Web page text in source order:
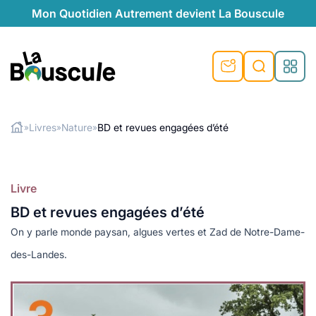
Mon Quotidien Autrement devient La Bouscule
préventive
au naturel
végétariennes
locales
plus de recyclage
responsables
naturel
de recyclage
»Livres»Nature»BD et revues engagées d’été
Livre
BD et revues engagées d’été
On y parle monde paysan, algues vertes et Zad de Notre-Dame-
des-Landes.